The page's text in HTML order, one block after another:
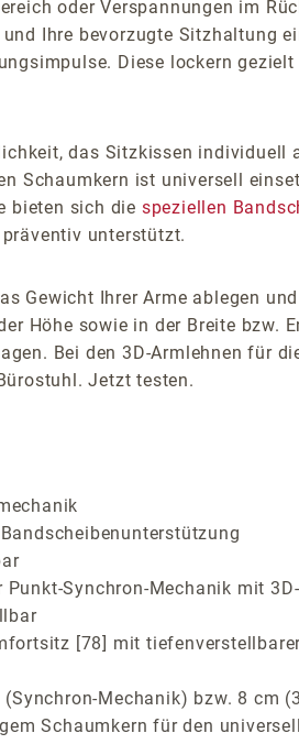
oder Verspannungen im
Ihre bevorzugte Sitzhaltung
Diese lockern
das Sitzkissen
Schaumkern ist universell
bieten sich die speziellen
unterstützt.
Gewicht Ihrer Arme ablegen
Höhe sowie in der Breite
Bei den 3D-Armlehnen für
Jetzt testen.
Synchron-Mechanik mit
[78] mit
Mechanik) bzw. 8 cm
Schaumkern für den